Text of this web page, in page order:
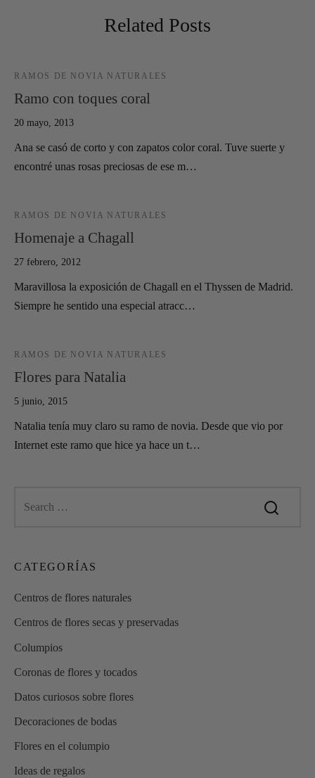
Related Posts
RAMOS DE NOVIA NATURALES
Ramo con toques coral
20 mayo, 2013
Ana se casó de corto y con zapatos color coral. Tuve suerte y
encontré unas rosas preciosas de ese m…
RAMOS DE NOVIA NATURALES
Homenaje a Chagall
27 febrero, 2012
Maravillosa la exposición de Chagall en el Thyssen de Madrid.
Siempre he sentido una especial atracc…
RAMOS DE NOVIA NATURALES
Flores para Natalia
5 junio, 2015
Natalia tenía muy claro su ramo de novia. Desde que vio por
Internet este ramo que hice ya hace un t…
CATEGORÍAS
Centros de flores naturales
Centros de flores secas y preservadas
Columpios
Coronas de flores y tocados
Datos curiosos sobre flores
Decoraciones de bodas
Flores en el columpio
Ideas de regalos